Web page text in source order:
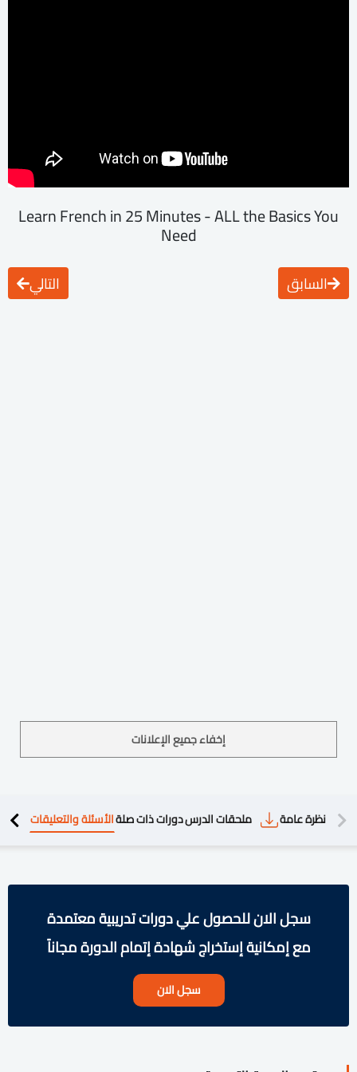
Learn French in 25 Minutes - ALL the Basics You
Need
السابق التالي
إخفاء جميع الإعلانات
نظرة عامة ملحقات الدرسدورات ذات صلةالأسئلة والتعليقات
سجل الان للحصول علي دورات تدريبية معتمدة
مع إمكانية إستخراج شهادة إتمام الدورة مجاناً
سجل الان